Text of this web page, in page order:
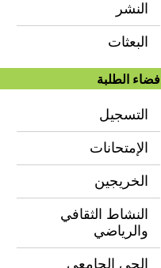
النشر
البعثات
فضاء الطلبة
التسجيل
الإمتحانات
الخريجين
النشاط الثقافي
والرياضي
الحي الجامعي